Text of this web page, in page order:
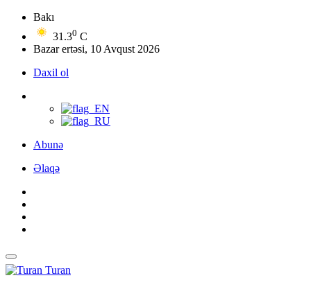
Bakı
31.30 C
Bazar ertəsi, 10 Avqust 2026
Daxil ol
Abunə
Əlaqə
Turan